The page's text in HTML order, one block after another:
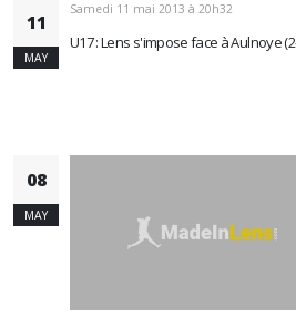
11
MAY
Samedi 11 mai 2013 à 20h32
U17 : Lens s'impose face à Aulnoye
08
MAY